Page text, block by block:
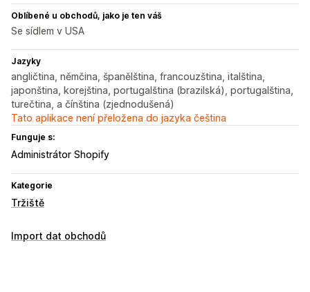
Oblíbené u obchodů, jako je ten váš
Se sídlem v USA
Jazyky
angličtina, němčina, španělština, francouzština, italština,
japonština, korejština, portugalština (brazilská), portugalština,
turečtina, a čínština (zjednodušená)
Tato aplikace není přeložena do jazyka čeština
Funguje s:
Administrátor Shopify
Kategorie
Tržiště
Import dat obchodů